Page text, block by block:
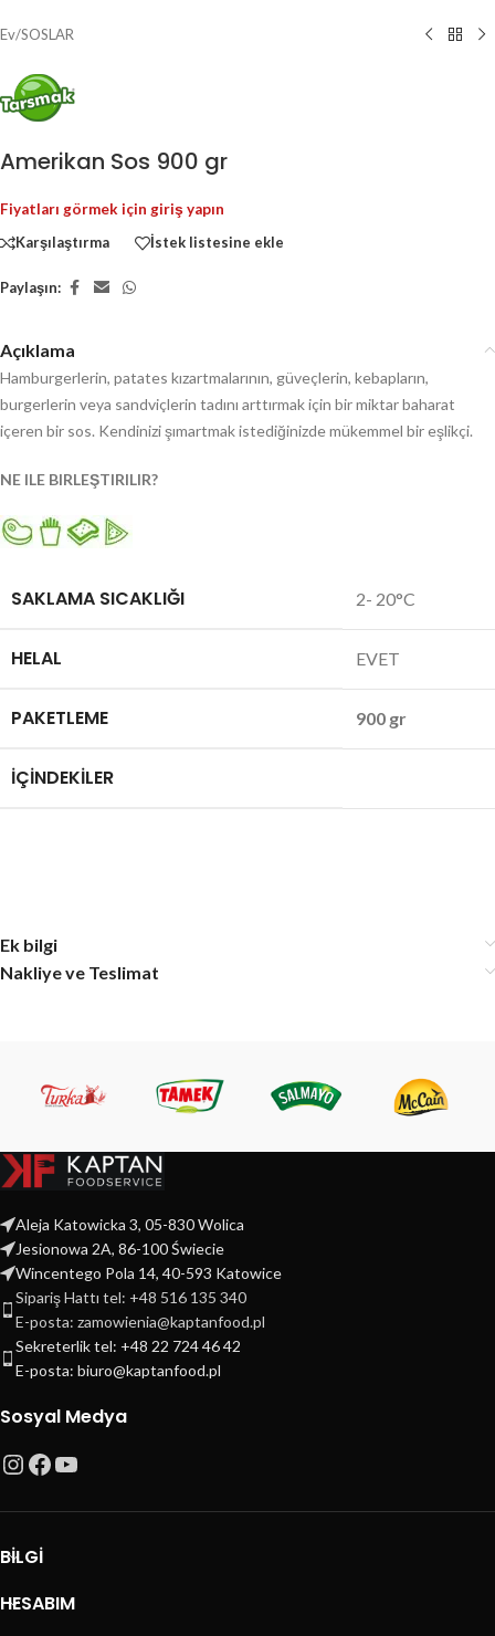
Ev/SOSLAR
Amerikan Sos 900 gr
Fiyatları görmek için giriş yapın
Karşılaştırma
İstek listesine ekle
Paylaşın:
Açıklama
Hamburgerlerin, patates kızartmalarının, güveçlerin, kebapların,
burgerlerin veya sandviçlerin tadını arttırmak için bir miktar baharat
içeren bir sos. Kendinizi şımartmak istediğinizde mükemmel bir eşlikçi.
NE ILE BIRLEŞTIRILIR?
SAKLAMA SICAKLIĞI 2- 20°C
HELAL EVET
PAKETLEME 900 gr
İÇINDEKILER
Ek bilgi
Nakliye ve Teslimat
Aleja Katowicka 3, 05-830 Wolica
Jesionowa 2A, 86-100 Świecie
Wincentego Pola 14, 40-593 Katowice
Sipariş Hattı tel: +48 516 135 340
E-posta: zamowienia@kaptanfood.pl
Sekreterlik tel: +48 22 724 46 42
E-posta: biuro@kaptanfood.pl
Sosyal Medya
BILGI
HESABIM